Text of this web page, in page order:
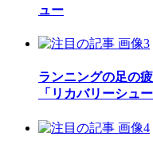
ュー
ランニングの足の
「リカバリーシュー